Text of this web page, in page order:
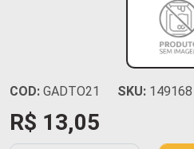
COD: GADTO21 SKU: 149168
R$ 13,05